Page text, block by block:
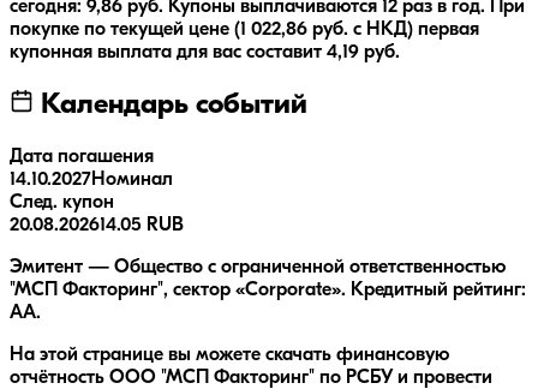
сегодня: 9,86 руб. Купоны выплачиваются 12 раз в год.
При
покупке по текущей цене (1 022,86 руб. с НКД) первая
купонная выплата для вас составит 4,19 руб.
Календарь событий
Дата погашения
14.10.2027Номинал
След. купон
20.08.202614.05 RUB
Эмитент — Общество с ограниченной ответственностью
"МСП Факторинг", сектор «Corporate». Кредитный рейтинг:
AA.
На этой странице вы можете скачать финансовую
отчётность ООО "МСП Факторинг" по РСБУ и провести